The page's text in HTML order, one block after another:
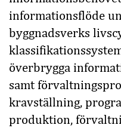
informationsflöde
byggnadsverks
överbrygga
samt
kravställning,
produktion,